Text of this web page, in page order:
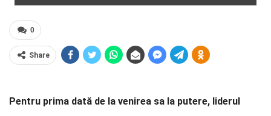
0
Share
Pentru prima dată de la venirea sa la putere, liderul